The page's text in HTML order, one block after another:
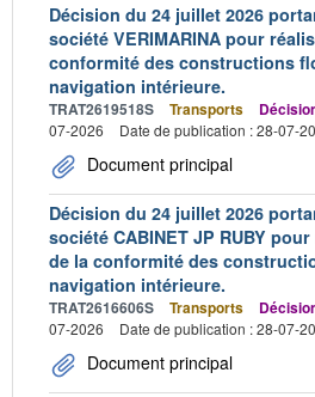
Décision du 24 juillet 2026
société VERIMARINA pour
conformité des constructions
navigation intérieure.
TRAT2619518S Transports
07-2026
Date de publication : 28-07-
Document principal
Décision du 24 juillet 2026
société CABINET JP RUBY
de la conformité des
navigation intérieure.
TRAT2616606S Transports
07-2026
Date de publication : 28-07-
Document principal